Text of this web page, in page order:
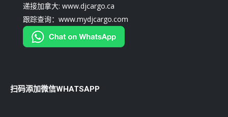
递接加拿大: www.djcargo.ca
跟踪查询：www.mydjcargo.com
扫码添加微信WHATSAPP